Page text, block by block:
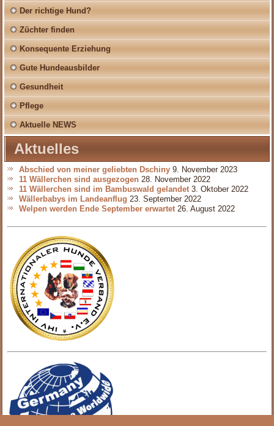
Der richtige Hund?
Züchter finden
Konsequente Erziehung
Gute Hundeausbilder
Gesundheit
Pflege
Aktuelle NEWS
Aktuelles
Abschied von meiner geliebten Dschiny 9. November 2023
11 Wällerchen sind ausgezogen 28. November 2022
11 Wällerchen sind im Bambuswald gelandet 3. Oktober 2022
Wällerbabys im Landeanflug 23. September 2022
Welpen werden Ende September erwartet 26. August 2022